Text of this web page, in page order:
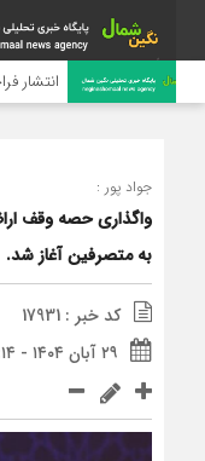
انتشار
جواد پور :
واگذاری حصه وقف
به متصرفین آغاز شد.
کد خبر : 17931
۲۹ آبان ۱۴۰۴ - ۰:۱۴